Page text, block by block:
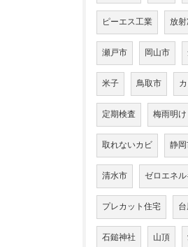
ピーエス工業 放
瀬戸市 岡山市
米子 鳥取市
定期検査 梅雨明け
取れないカビ 静岡
清水市 ゼロエネ
プレカット住宅
石鎚神社 山頂